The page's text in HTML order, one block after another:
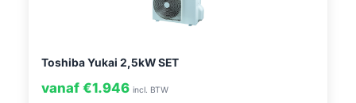
Toshiba Yukai 2,5kW SET
vanaf €1.946 incl. BTW